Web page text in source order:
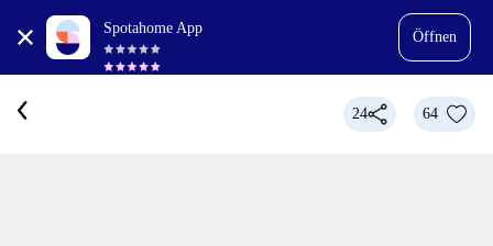
Spotahome App
Öffnen
24 64